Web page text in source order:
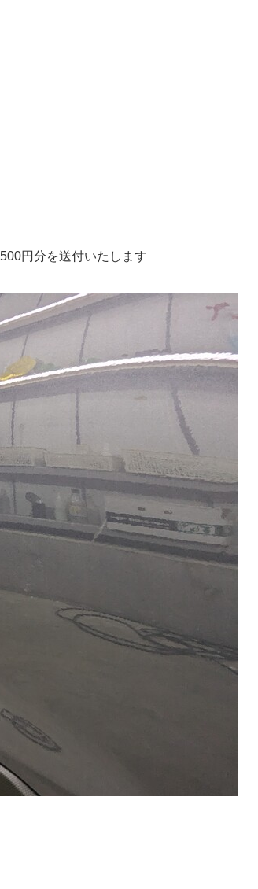
円分を送付いたします